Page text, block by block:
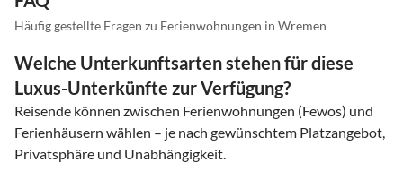
Häufig gestellte Fragen zu Ferienwohnungen in Wremen
Welche Unterkunftsarten stehen für diese
Luxus-Unterkünfte zur Verfügung?
Reisende können zwischen Ferienwohnungen (Fewos) und
Ferienhäusern wählen – je nach gewünschtem Platzangebot,
Privatsphäre und Unabhängigkeit.